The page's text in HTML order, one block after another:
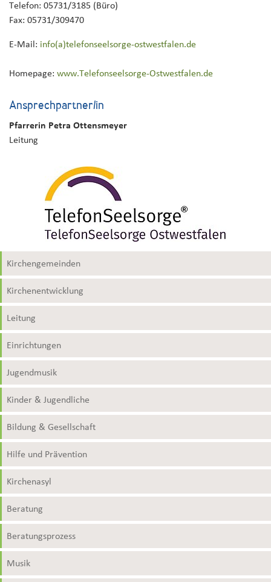
Kirchengemeinden
Kirchenentwicklung
Leitung
Einrichtungen
Jugendmusik
Kinder & Jugendliche
Bildung & Gesellschaft
Hilfe und Prävention
Kirchenasyl
Beratung
Beratungsprozess
Musik
Telefon: 05731/3185 (Büro)
Fax: 05731/309470
E-Mail: info(a)telefonseelsorge-ostwestfalen.de
Homepage: www.Telefonseelsorge-Ostwestfalen.de
Ansprechpartner/in
Pfarrerin Petra Ottensmeyer
Leitung